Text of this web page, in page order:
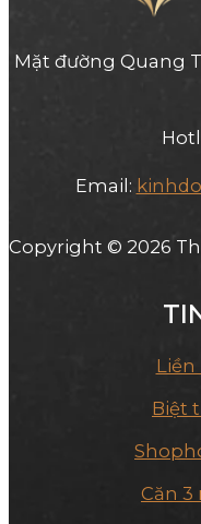
Mặt đường Quang
Email:
Copyright © 2026
Liền
Biệt
Căn 3